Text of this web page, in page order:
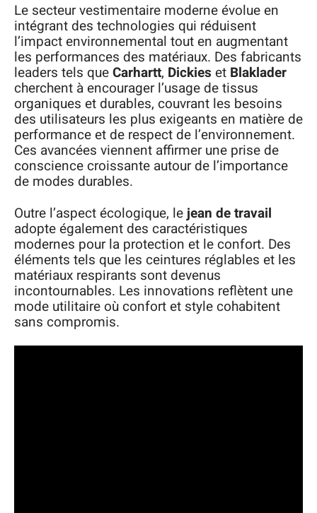
Le secteur vestimentaire moderne évolue en
intégrant des technologies qui réduisent
l’impact environnemental tout en augmentant
les performances des matériaux. Des fabricants
leaders tels queCarhartt, Dickies et Blaklader
cherchent à encourager l’usage de tissus
organiques et durables, couvrant les besoins
des utilisateurs les plus exigeants en matière de
performance et de respect de l’environnement.
Ces avancées viennent affirmer une prise de
conscience croissante autour de l’importance
de modes durables.
Outre l’aspect écologique, lejean de travail
adopte également des caractéristiques
modernes pour la protection et le confort. Des
éléments tels que les ceintures réglables et les
matériaux respirants sont devenus
incontournables. Les innovations reflètent une
mode utilitaire où confort et style cohabitent
sans compromis.